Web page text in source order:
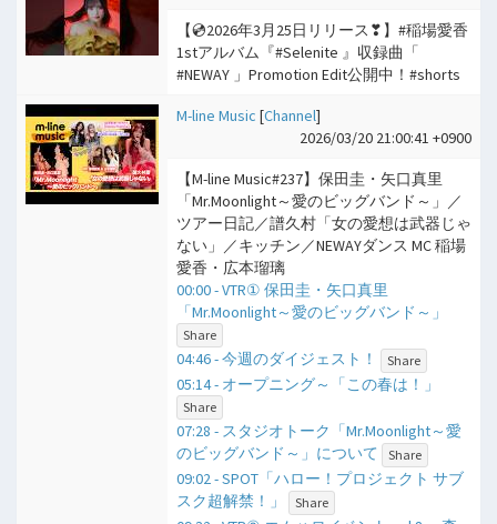
【💿2026年3月25日リリース❣】#稲場愛香
1stアルバム『#Selenite 』収録曲「
#NEWAY 」Promotion Edit公開中！#shorts
M-line Music [Channel]
2026/03/20 21:00:41 +0900
【M-line Music#237】保田圭・矢口真里
「Mr.Moonlight～愛のビッグバンド～」／
ツアー日記／譜久村「女の愛想は武器じゃ
ない」／キッチン／NEWAYダンス MC 稲場
愛香・広本瑠璃
00:00 - VTR① 保田圭・矢口真里
「Mr.Moonlight～愛のビッグバンド～」
Share
04:46 - 今週のダイジェスト！ Share
05:14 - オープニング～「この春は！」
Share
07:28 - スタジオトーク「Mr.Moonlight～愛
のビッグバンド～」について
Share
09:02 - SPOT「ハロー！プロジェクト サブ
スク超解禁！」
Share